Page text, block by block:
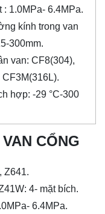
: 1.0MPa- 6.4MPa.
kính trong van
300mm.
van: CF8(304),
hợp: -29 °C-300
CỔNG
Z641.
4- mặt bích.
6.4MPa.